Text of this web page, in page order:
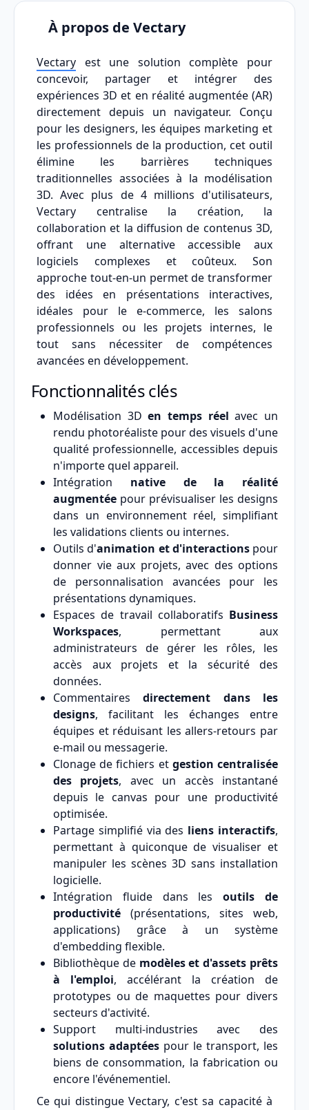
À propos de Vectary
Vectary est une solution complète pour
concevoir, partager et intégrer des
expériences 3D et en réalité augmentée (AR)
directement depuis un navigateur. Conçu
pour les designers, les équipes marketing et
les professionnels de la production, cet outil
élimine les barrières techniques
traditionnelles associées à la modélisation
3D. Avec plus de 4 millions d'utilisateurs,
Vectary centralise la création, la
collaboration et la diffusion de contenus 3D,
offrant une alternative accessible aux
logiciels complexes et coûteux. Son
approche tout-en-un permet de transformer
des idées en présentations interactives,
idéales pour le e-commerce, les salons
professionnels ou les projets internes, le
tout sans nécessiter de compétences
avancées en développement.
Fonctionnalités clés
Modélisation 3Den temps réel avec un
rendu photoréaliste pour des visuels d'une
qualité professionnelle, accessibles depuis
n'importe quel appareil.
Intégration native de la réalité
augmentée pour prévisualiser les designs
dans un environnement réel, simplifiant
les validations clients ou internes.
Outils d'animation et d'interactionspour
donner vie aux projets, avec des options
de personnalisation avancées pour les
présentations dynamiques.
Espaces de travail collaboratifs Business
Workspaces, permettant aux
administrateurs de gérer les rôles, les
accès aux projets et la sécurité des
données.
Commentairesdirectement dans les
designs, facilitant les échanges entre
équipes et réduisant les allers-retours par
e-mail ou messagerie.
Clonage de fichiers et gestion centralisée
des projets, avec un accès instantané
depuis le canvas pour une productivité
optimisée.
Partage simplifié via des liens interactifs,
permettant à quiconque de visualiser et
manipuler les scènes 3D sans installation
logicielle.
Intégration fluide dans lesoutils de
productivité (présentations, sites web,
applications) grâce à un système
d'embedding flexible.
Bibliothèque de modèles et d'assets prêts
à l'emploi, accélérant la création de
prototypes ou de maquettes pour divers
secteurs d'activité.
Support multi-industries avec des
solutions adaptées pour le transport, les
biens de consommation, la fabrication ou
encore l'événementiel.
Ce qui distingue Vectary, c'est sa capacité à